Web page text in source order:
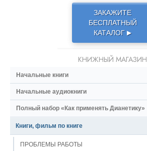
ЗАКАЖИТЕ
БЕСПЛАТНЫЙ
КАТАЛОГ ▶
КНИЖНЫЙ МАГАЗИН
Начальные книги
Начальные аудиокниги
Полный набор «Как применять Дианетику»
Книги, фильм по книге
ПРОБЛЕМЫ РАБОТЫ